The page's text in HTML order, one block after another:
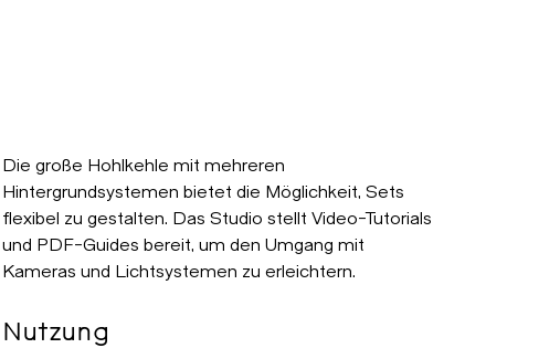
Die große Hohlkehle mit mehreren
Hintergrundsystemen bietet die Möglichkeit, Sets
flexibel zu gestalten. Das Studio stellt Video-Tutorials
und PDF-Guides bereit, um den Umgang mit
Kameras und Lichtsystemen zu erleichtern.
Nutzung